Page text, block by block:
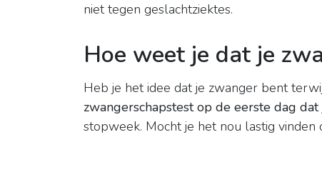
niet tegen geslachtziektes.
Hoe weet je dat je
Heb je het idee dat je zwanger bent
zwangerschapstest op de eerste dag
stopweek. Mocht je het nou lastig